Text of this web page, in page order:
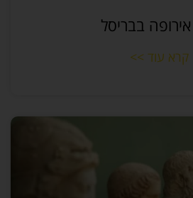
אירופה בבריסל
קרא עוד >>